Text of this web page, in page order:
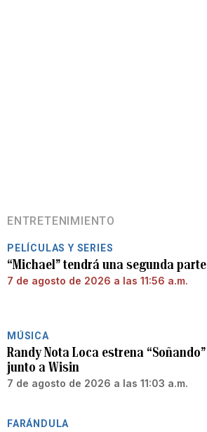
ENTRETENIMIENTO
PELÍCULAS Y SERIES
“Michael” tendrá una segunda parte
7 de agosto de 2026 a las 11:56 a.m.
MÚSICA
Randy Nota Loca estrena “Soñando”
junto a Wisin
7 de agosto de 2026 a las 11:03 a.m.
FARÁNDULA